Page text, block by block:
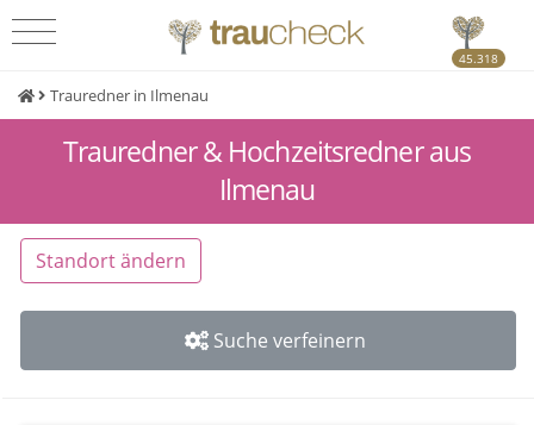
45.318
Trauredner in Ilmenau
Trauredner & Hochzeitsredner aus
Ilmenau
Standort ändern
Suche verfeinern